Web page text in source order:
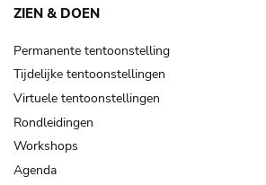
ZIEN & DOEN
Permanente tentoonstelling
Tijdelijke tentoonstellingen
Virtuele tentoonstellingen
Rondleidingen
Workshops
Agenda